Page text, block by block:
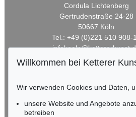
Cordula Lichtenberg
Gertrudenstraße 24-28
50667 Köln
Tel.: +49 (0)221 510 908-
HESSEN
Miriam Heß
Willkommen bei Ketterer
Wir verwenden Cookies und Daten,
unsere Website und Angebote
betreiben